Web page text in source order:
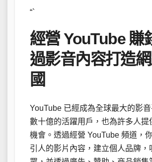
“`
經營 YouTube 賺
過影音內容打造
國
YouTube 已經成為全球最大的影
數十億的活躍用戶，也為許多人提
機會。透過經營 YouTube 頻道，
引人的影片內容，建立個人品牌，